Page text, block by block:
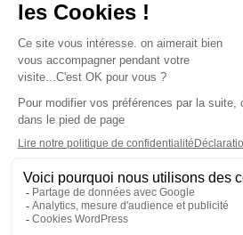
olympique-et-lyonnais.com
L'application Iphone /
Téléchargez
Les cookies
Gestion des cookies
Crédit photos : ©Sud Radio /